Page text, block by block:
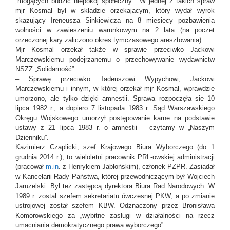
mjr Kosmal był w składzie orzekającym, który wydał wyrok
skazujący Ireneusza Sinkiewicza na 8 miesięcy pozbawienia
wolności w zawieszeniu warunkowym na 2 lata (na poczet
orzeczonej kary zaliczono okres tymczasowego aresztowania).
Mjr Kosmal orzekał także w sprawie przeciwko Jackowi
Marczewskiemu podejrzanemu o przechowywanie wydawnictw
NSZZ „Solidarność”.
– Sprawę przeciwko Tadeuszowi Wypychowi, Jackowi
Marczewskiemu i innym, w której orzekał mjr Kosmal, wprawdzie
umorzono, ale tylko dzięki amnestii. Sprawa rozpoczęła się 10
lipca 1982 r., a dopiero 7 listopada 1983 r. Sąd Warszawskiego
Okręgu Wojskowego umorzył postępowanie karne na podstawie
ustawy z 21 lipca 1983 r. o amnestii – czytamy w „Naszym
Dzienniku”.
Kazimierz Czaplicki, szef Krajowego Biura Wyborczego (do 1
grudnia 2014 r.), to wieloletni pracownik PRL-owskiej administracji
(pracował m.in. z Henrykiem Jabłońskim), członek PZPR. Zasiadał
w Kancelarii Rady Państwa, której przewodniczącym był Wojciech
Jaruzelski. Był też zastępcą dyrektora Biura Rad Narodowych. W
1989 r. został szefem sekretariatu ówczesnej PKW, a po zmianie
ustrojowej został szefem KBW. Odznaczony przez Bronisława
Komorowskiego za „wybitne zasługi w działalności na rzecz
umacniania demokratycznego prawa wyborczego”.